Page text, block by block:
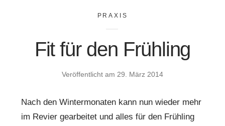
PRAXIS
Fit für den Frühling
Veröffentlicht am 29. März 2014
Nach den Wintermonaten kann nun wieder mehr
im Revier gearbeitet und alles für den Frühling